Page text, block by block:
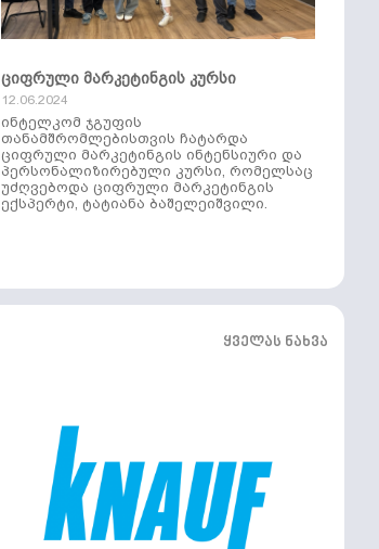
ციფრული მარკეტინგის კურსი
12.06.2024
ინტელკომ ჯგუფის
თანამშრომლებისთვის ჩატარდა
ციფრული მარკეტინგის ინტენსიური და
პერსონალიზირებული კურსი, რომელსაც
უძღვებოდა ციფრული მარკეტინგის
ექსპერტი, ტატიანა ბაშელეიშვილი.
ყველას ნახვა